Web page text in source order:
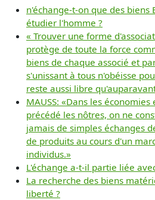
n'échange-t-on que des biens
étudier l'homme ?
« Trouver une forme
protège de toute la force
biens de chaque associé et
s'unissant à tous n'obéisse
reste aussi libre
MAUSS: «Dans les
précédé les nôtres, on ne
jamais de simples échanges
de produits au cours d'un
individus.»
L'échange a-t-il partie liée
La recherche des biens
liberté ?